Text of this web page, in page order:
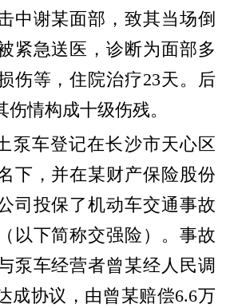
中谢某面部，致其当场倒
紧急送医，诊断为面部多
伤等，住院治疗23天。后
情构成十级伤残。
泵车登记在长沙市天心区
下，并在某财产保险股份
司投保了机动车交通事故
以下简称交强险）。事故
泵车经营者曾某经人民调
成协议，由曾某赔偿6.6万